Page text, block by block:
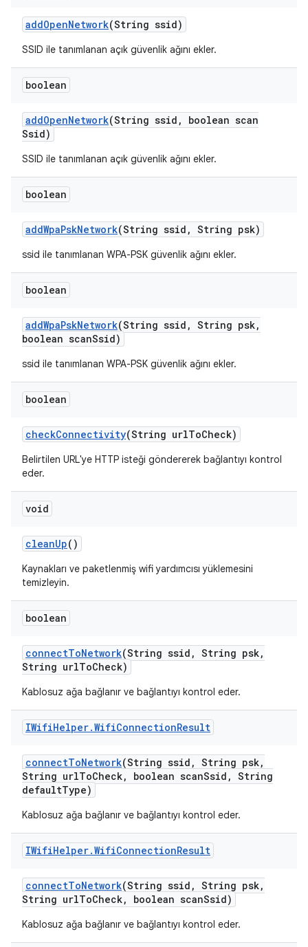
addOpenNetwork(String ssid)
SSID ile tanımlanan açık güvenlik ağını ekler.
boolean
addOpenNetwork(String ssid ,
boolean scan
Ssid)
SSID ile tanımlanan açık güvenlik ağını ekler.
boolean
addWpaPskNetwork(String ssid , String psk)
ssid ile tanımlanan WPA-PSK güvenlik ağını ekler.
boolean
addWpaPskNetwork(String ssid , String psk,
boolean scanSsid)
ssid ile tanımlanan WPA-PSK güvenlik ağını ekler.
boolean
checkConnectivity(String urlToCheck)
Belirtilen URL'ye HTTP isteği göndererek bağlantıyı kontrol
eder.
void
cleanUp()
Kaynakları ve paketlenmiş wifi yardımcısı yüklemesini
temizleyin.
boolean
connectToNetwork(String ssid , String psk,
String urlToCheck)
Kablosuz ağa bağlanır ve bağlantıyı kontrol eder.
IWifiHelper.WifiConnectionResult
connectToNetwork(String ssid , String psk,
String urlToCheck, boolean scanSsid , String
defaultType)
Kablosuz ağa bağlanır ve bağlantıyı kontrol eder.
IWifiHelper.WifiConnectionResult
connectToNetwork(String ssid , String psk,
String urlToCheck, boolean scanSsid)
Kablosuz ağa bağlanır ve bağlantıyı kontrol eder.